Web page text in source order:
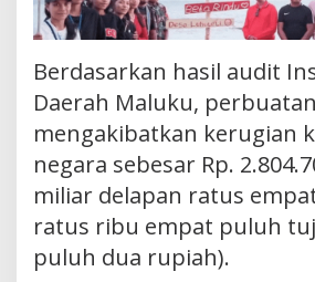
Berdasarkan hasil audit
Daerah Maluku, perbuatan
mengakibatkan kerugian
negara sebesar Rp.
miliar delapan ratus
ratus ribu empat puluh
puluh dua rupiah).